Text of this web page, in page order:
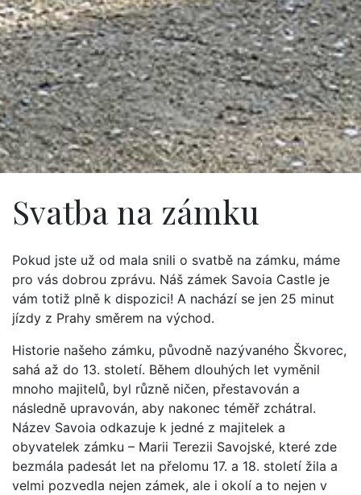
Svatba na zámku
Pokud jste už od mala snili o svatbě na zámku, máme
pro vás dobrou zprávu. Náš zámek Savoia Castle je
vám totiž plně k dispozici! A nachází se jen 25 minut
jízdy z Prahy směrem na východ.
Historie našeho zámku, původně nazývaného Škvorec,
sahá až do 13. století. Během dlouhých let vyměnil
mnoho majitelů, byl různě ničen, přestavován a
následně upravován, aby nakonec téměř zchátral.
Název Savoia odkazuje k jedné z majitelek a
obyvatelek zámku – Marii Terezii Savojské, které zde
bezmála padesát let na přelomu 17. a 18. století žila a
velmi pozvedla nejen zámek, ale i okolí a to nejen v